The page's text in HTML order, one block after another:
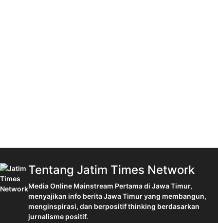
Tentang Jatim Times Network
Media Online Mainstream Pertama di Jawa Timur,
menyajikan info berita Jawa Timur yang membangun,
menginspirasi, dan berpositif thinking berdasarkan
jurnalisme positif.